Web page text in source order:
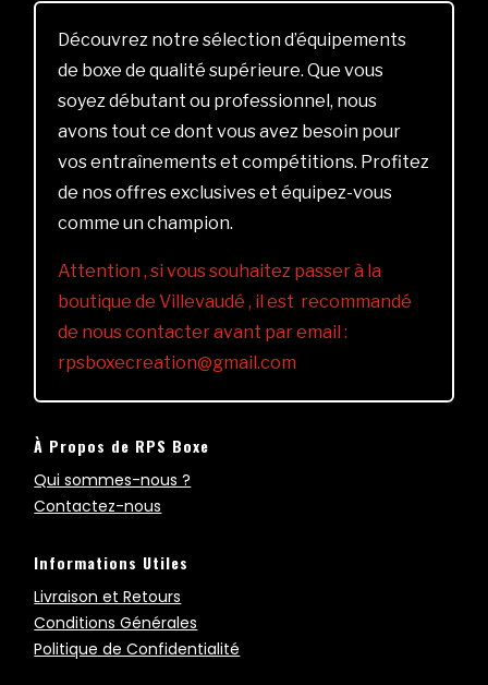
Découvrez notre sélection d’équipements
de boxe de qualité supérieure. Que vous
soyez débutant ou professionnel, nous
avons tout ce dont vous avez besoin pour
vos entraînements et compétitions. Profitez
de nos offres exclusives et équipez-vous
comme un champion.
Attention , si vous souhaitez passer à la
boutique de Villevaudé , il est recommandé
de nous contacter avant par email :
rpsboxecreation@gmail.com
À Propos de RPS Boxe
Qui sommes-nous ?
Contactez-nous
Informations Utiles
Livraison et Retours
Conditions Générales
Politique de Confidentialité